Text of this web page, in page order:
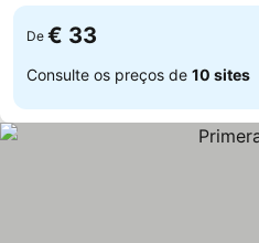
De € 33
Consulte os preços de 10 sites